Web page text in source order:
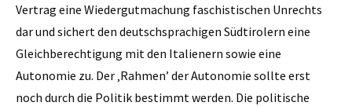
Vertrag eine Wiedergutmachung faschistischen Unrechts
dar und sichert den deutschsprachigen Südtirolern eine
Gleichberechtigung mit den Italienern sowie eine
Autonomie zu. Der ‚Rahmen’ der Autonomie sollte erst
noch durch die Politik bestimmt werden. Die politische